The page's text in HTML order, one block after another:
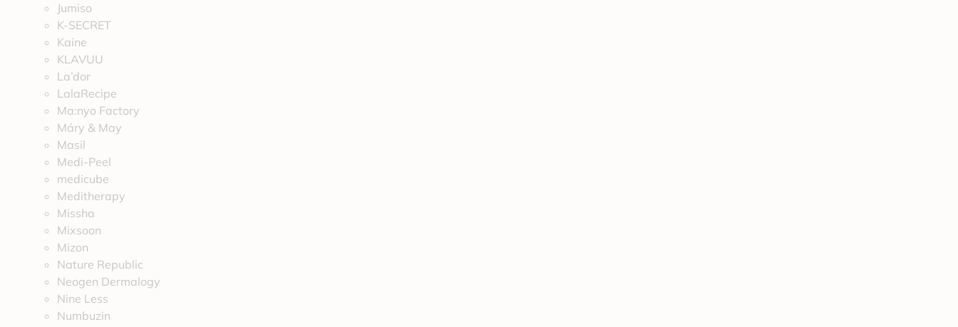
Jumiso
K-SECRET
Kaine
KLAVUU
La’dor
LalaRecipe
Ma:nyo Factory
Máry & May
Masil
Medi-Peel
medicube
Meditherapy
Missha
Mixsoon
Mizon
Nature Republic
Neogen Dermalogy
Nine Less
Numbuzin